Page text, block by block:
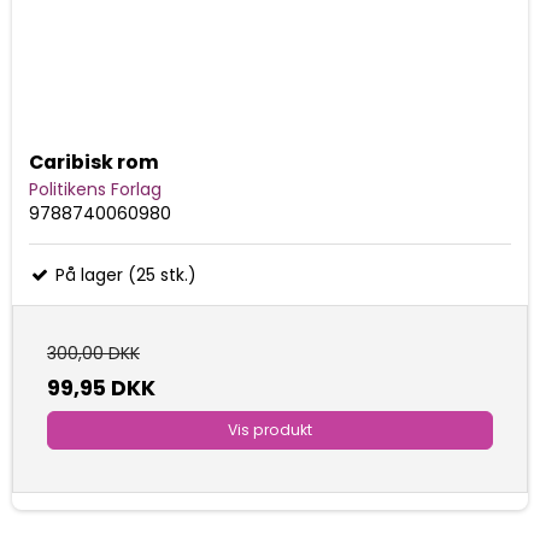
Caribisk rom
Politikens Forlag
9788740060980
På lager (25 stk.)
300,00 DKK
99,95 DKK
Vis produkt